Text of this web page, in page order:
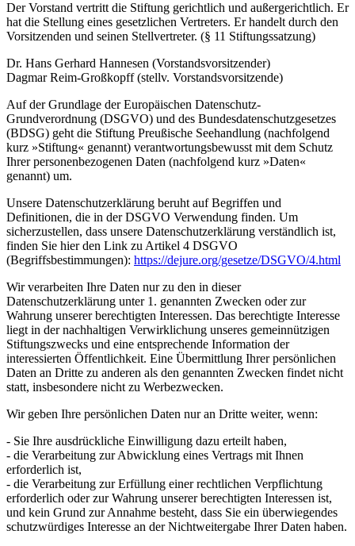
Der Vorstand vertritt die Stiftung gerichtlich und außergerichtlich. Er
hat die Stellung eines gesetzlichen Vertreters. Er handelt durch den
Vorsitzenden und seinen Stellvertreter. (§ 11 Stiftungssatzung)
Dr. Hans Gerhard Hannesen (Vorstandsvorsitzender)
Dagmar Reim-Großkopff (stellv. Vorstandsvorsitzende)
Auf der Grundlage der Europäischen Datenschutz-
Grundverordnung (DSGVO) und des Bundesdatenschutzgesetzes
(BDSG) geht die Stiftung Preußische Seehandlung (nachfolgend
kurz »Stiftung« genannt) verantwortungsbewusst mit dem Schutz
Ihrer personenbezogenen Daten (nachfolgend kurz »Daten«
genannt) um.
Unsere Datenschutzerklärung beruht auf Begriffen und
Definitionen, die in der DSGVO Verwendung finden. Um
sicherzustellen, dass unsere Datenschutzerklärung verständlich ist,
finden Sie hier den Link zu Artikel 4 DSGVO
(Begriffsbestimmungen): https://dejure.org/gesetze/DSGVO/4.html
Wir verarbeiten Ihre Daten nur zu den in dieser
Datenschutzerklärung unter 1. genannten Zwecken oder zur
Wahrung unserer berechtigten Interessen. Das berechtigte Interesse
liegt in der nachhaltigen Verwirklichung unseres gemeinnützigen
Stiftungszwecks und eine entsprechende Information der
interessierten Öffentlichkeit. Eine Übermittlung Ihrer persönlichen
Daten an Dritte zu anderen als den genannten Zwecken findet nicht
statt, insbesondere nicht zu Werbezwecken.
Wir geben Ihre persönlichen Daten nur an Dritte weiter, wenn:
- Sie Ihre ausdrückliche Einwilligung dazu erteilt haben,
- die Verarbeitung zur Abwicklung eines Vertrags mit Ihnen
erforderlich ist,
- die Verarbeitung zur Erfüllung einer rechtlichen Verpflichtung
erforderlich oder zur Wahrung unserer berechtigten Interessen ist,
und kein Grund zur Annahme besteht, dass Sie ein überwiegendes
schutzwürdiges Interesse an der Nichtweitergabe Ihrer Daten haben.